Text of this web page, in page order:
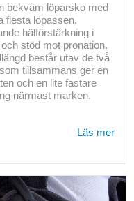
bekväm löparsko med
flesta löpassen.
hälförstärkning i
stöd mot pronation.
består utav de två
tillsammans ger en
och en lite fastare
närmast marken.
Läs mer